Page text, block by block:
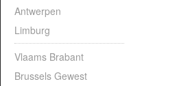
Antwerpen
Limburg
Vlaams Brabant
Brussels Gewest